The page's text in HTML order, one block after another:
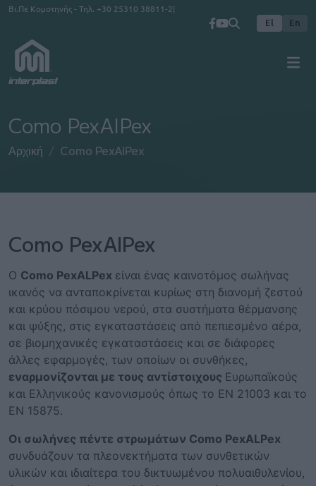
Παράκαμψη προς το κυρίως περιεχόμενο
Βι.Πε Κομοτηνής - Τηλ. +30 25310 38811-2
El En
Como PexAlPex
Αρχική Como PexAlPex
Como PexAlPex
Ο Como PexALPex είναι ένας καινοτόμος σωλήνας
ικανός να ανταποκρίνεται κυρίως στη διανομή ζεστού
και κρύου πόσιμου νερού, στα συστήματα θέρμανσης
και ψύξης, στις εγκαταστάσεις από πεπιεσμένο αέρα,
σε βιομηχανικές εγκαταστάσεις και σε διάφορες
άλλες εφαρμογές, των οποίων οι συνθήκες,
εναρμονίζονται με τους αντίστοιχους Ευρωπαϊκούς
και Ελληνικούς κανονισμούς όπως το EN 21003 και το
EN 15875.
Οι σωλήνες πέντε στρωμάτων Como PexALPex
συνδυάζουν τα πλεονεκτήματα των συνθετικών
υλικών και ιδιαίτερα του δικτυωμένου πολυαιθυλενίου,